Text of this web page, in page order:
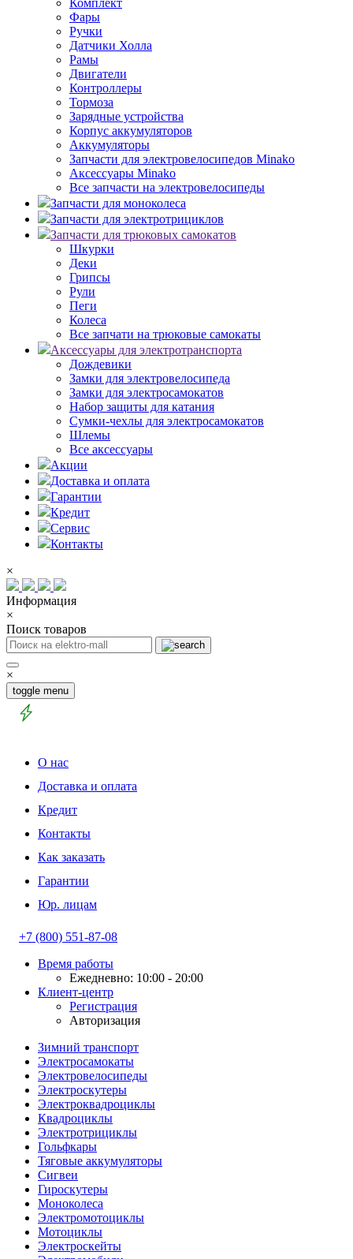
Комплект
Фары
Ручки
Датчики Холла
Рамы
Двигатели
Контроллеры
Тормоза
Зарядные устройства
Корпус аккумуляторов
Аккумуляторы
Запчасти для электровелосипедов Minako
Аксессуары Minako
Все запчасти на электровелосипеды
Запчасти для моноколеса
Запчасти для электротрициклов
Запчасти для трюковых самокатов
Шкурки
Деки
Грипсы
Рули
Пеги
Колеса
Все запчати на трюковые самокаты
Аксессуары для электротранспорта
Дождевики
Замки для электровелосипеда
Замки для электросамокатов
Набор защиты для катания
Сумки-чехлы для электросамокатов
Шлемы
Все аксессуары
Акции
Доставка и оплата
Гарантии
Кредит
Сервис
Контакты
×
Информация
×
Поиск товаров
×
toggle menu
О нас
Доставка и оплата
Кредит
Контакты
Как заказать
Гарантии
Юр. лицам
+7 (800) 551-87-08
Время работы
Ежедневно: 10:00 - 20:00
Клиент-центр
Регистрация
Авторизация
Зимний транспорт
Электросамокаты
Электровелосипеды
Электроскутеры
Электроквадроциклы
Квадроциклы
Электротрициклы
Гольфкары
Тяговые аккумуляторы
Сигвеи
Гироскутеры
Моноколеса
Электромотоциклы
Мотоциклы
Электроскейты